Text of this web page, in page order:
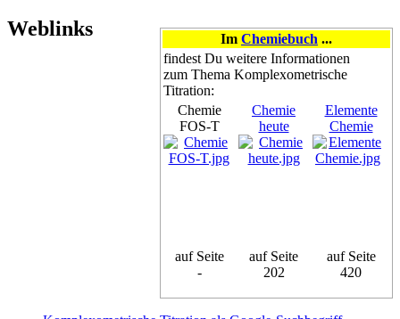
Im Chemiebuch ...
findest Du weitere Informationen
zum Thema Komplexometrische
Titration:
Chemie
FOS-T
auf Seite
-
Chemie
heute
auf Seite
202
Elemente
Chemie
auf Seite
420
Weblinks